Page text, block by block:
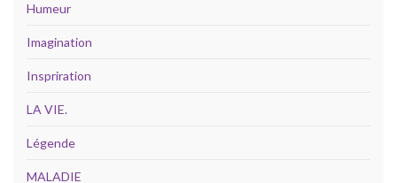
Humeur
Imagination
Inspriration
LA VIE.
Légende
MALADIE